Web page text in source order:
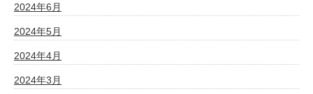
2024年6月
2024年5月
2024年4月
2024年3月